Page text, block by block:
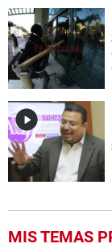
MIS TEMAS